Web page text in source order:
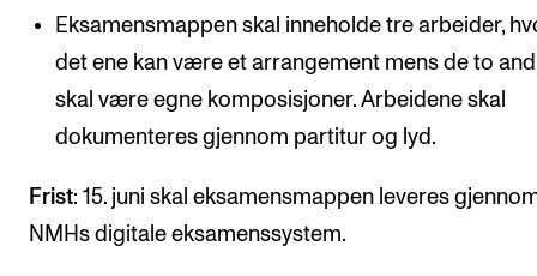
Eksamensmappen skal inneholde tre arbeider,
det ene kan være et arrangement mens de to
skal være egne komposisjoner. Arbeidene skal
dokumenteres gjennom partitur og lyd.
Frist: 15. juni skal eksamensmappen leveres
NMHs digitale eksamenssystem.